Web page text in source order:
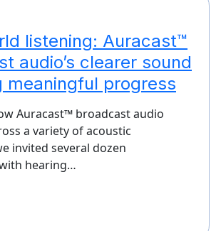
listening: Auracast™
audio’s clearer sound
meaningful progress
Auracast™ broadcast audio
a variety of acoustic
invited several dozen
hearing…